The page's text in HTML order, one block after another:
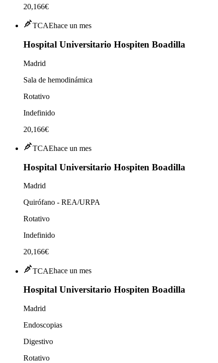
20,166€
TCAEhace un mes
Hospital Universitario Hospiten Boadilla
Madrid
Sala de hemodinámica
Rotativo
Indefinido
20,166€
TCAEhace un mes
Hospital Universitario Hospiten Boadilla
Madrid
Quirófano - REA/URPA
Rotativo
Indefinido
20,166€
TCAEhace un mes
Hospital Universitario Hospiten Boadilla
Madrid
Endoscopias
Digestivo
Rotativo